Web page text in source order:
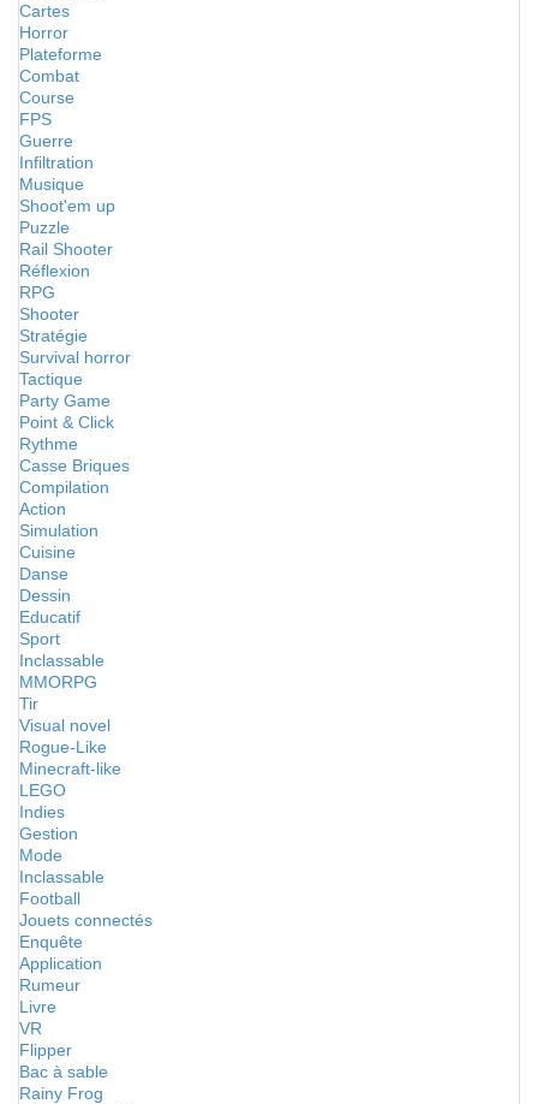
Cartes
Horror
Plateforme
Combat
Course
FPS
Guerre
Infiltration
Musique
Shoot'em up
Puzzle
Rail Shooter
Réflexion
RPG
Shooter
Stratégie
Survival horror
Tactique
Party Game
Point & Click
Rythme
Casse Briques
Compilation
Action
Simulation
Cuisine
Danse
Dessin
Educatif
Sport
Inclassable
MMORPG
Tir
Visual novel
Rogue-Like
Minecraft-like
LEGO
Indies
Gestion
Mode
Inclassable
Football
Jouets connectés
Enquête
Application
Rumeur
Livre
VR
Flipper
Bac à sable
Rainy Frog